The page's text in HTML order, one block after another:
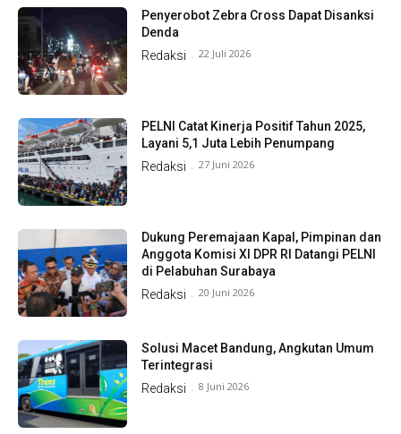
Penyerobot Zebra Cross Dapat Disanksi
Denda
Redaksi - 22 Juli 2026
PELNI Catat Kinerja Positif Tahun 2025,
Layani 5,1 Juta Lebih Penumpang
Redaksi - 27 Juni 2026
Dukung Peremajaan Kapal, Pimpinan dan
Anggota Komisi XI DPR RI Datangi PELNI
di Pelabuhan Surabaya
Redaksi - 20 Juni 2026
Solusi Macet Bandung, Angkutan Umum
Terintegrasi
Redaksi - 8 Juni 2026